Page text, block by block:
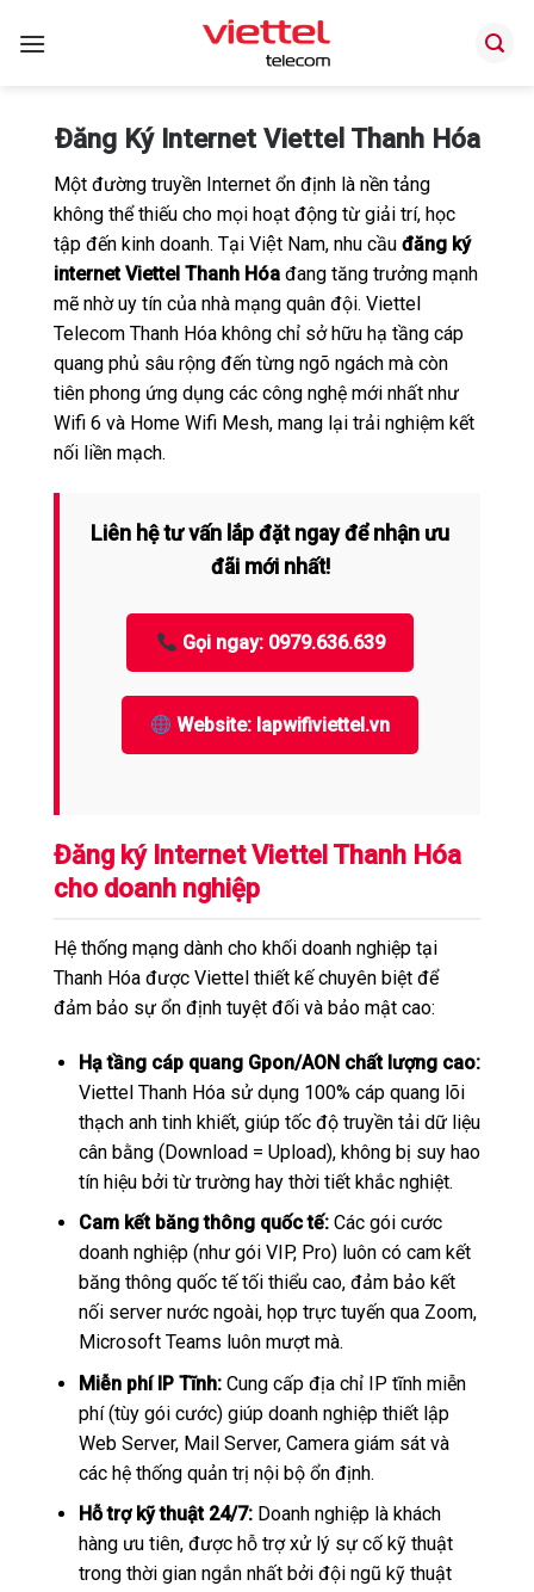
qua
Đăng Ký Internet Viettel Thanh Hóa
Một đường truyền Internet ổn định là nền tảng
không thể thiếu cho mọi hoạt động từ giải trí, học
tập đến kinh doanh. Tại Việt Nam, nhu cầu đăng ký
internet Viettel Thanh Hóa đang tăng trưởng mạnh
mẽ nhờ uy tín của nhà mạng quân đội. Viettel
Telecom Thanh Hóa không chỉ sở hữu hạ tầng cáp
quang phủ sâu rộng đến từng ngõ ngách mà còn
tiên phong ứng dụng các công nghệ mới nhất như
Wifi 6 và Home Wifi Mesh, mang lại trải nghiệm kết
nối liền mạch.
Liên hệ tư vấn lắp đặt ngay để nhận ưu
đãi mới nhất!
Gọi ngay: 0979.636.639
Website: lapwifiviettel.vn
Đăng ký Internet Viettel Thanh Hóa
cho doanh nghiệp
Hệ thống mạng dành cho khối doanh nghiệp tại
Thanh Hóa được Viettel thiết kế chuyên biệt để
đảm bảo sự ổn định tuyệt đối và bảo mật cao:
Hạ tầng cáp quang Gpon/AON chất lượng cao:
Viettel Thanh Hóa sử dụng 100% cáp quang lõi
thạch anh tinh khiết, giúp tốc độ truyền tải dữ liệu
cân bằng (Download = Upload), không bị suy hao
tín hiệu bởi từ trường hay thời tiết khắc nghiệt.
Cam kết băng thông quốc tế:Các gói cước
doanh nghiệp (như gói VIP, Pro) luôn có cam kết
băng thông quốc tế tối thiểu cao, đảm bảo kết
nối server nước ngoài, họp trực tuyến qua Zoom,
Microsoft Teams luôn mượt mà.
Miễn phí IP Tĩnh:Cung cấp địa chỉ IP tĩnh miễn
phí (tùy gói cước) giúp doanh nghiệp thiết lập
Web Server, Mail Server, Camera giám sát và
các hệ thống quản trị nội bộ ổn định.
Hỗ trợ kỹ thuật 24/7:Doanh nghiệp là khách
hàng ưu tiên, được hỗ trợ xử lý sự cố kỹ thuật
trong thời gian ngắn nhất bởi đội ngũ kỹ thuật